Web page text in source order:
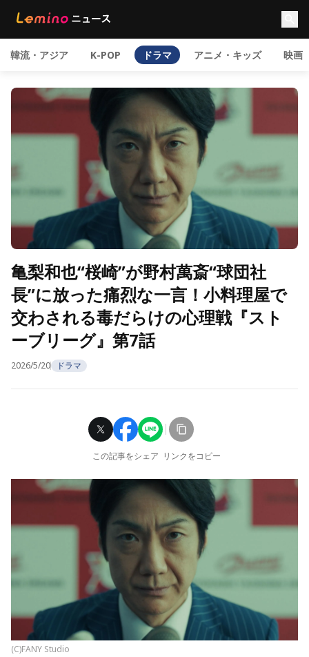
韓流・アジア K-POP ドラマ アニメ・キッズ 映画
亀梨和也“桜崎”が野村萬斎“球団社
長”に放った痛烈な一言！小料理屋で
交わされる毒だらけの心理戦『スト
ーブリーグ』第7話
2026/5/20 ドラマ
この記事をシェア リンクをコピー
(C)FANY Studio